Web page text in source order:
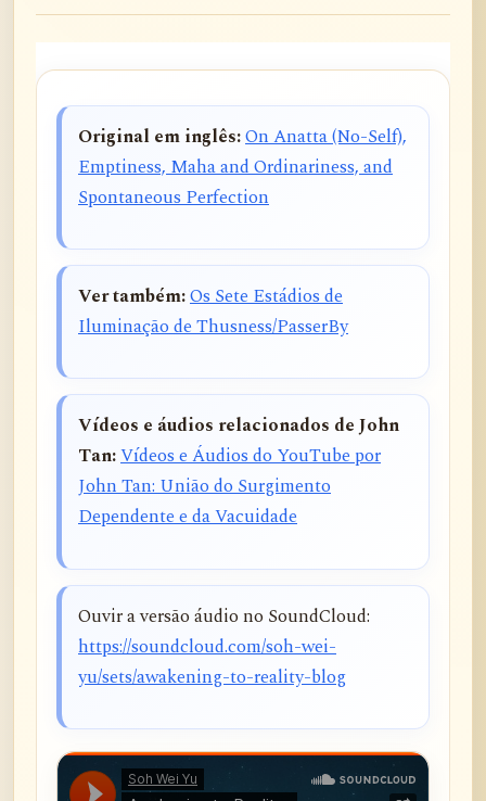
Original em inglês:On Anatta (No-Self),
Emptiness, Maha and Ordinariness, and
Spontaneous Perfection
Ver também:Os Sete Estádios de
Iluminação de Thusness/PasserBy
Vídeos e áudios relacionados de John
Tan:Vídeos e Áudios do YouTube por
John Tan: União do Surgimento
Dependente e da Vacuidade
Ouvir a versão áudio no SoundCloud:
https://soundcloud.com/soh-wei-
yu/sets/awakening-to-reality-blog